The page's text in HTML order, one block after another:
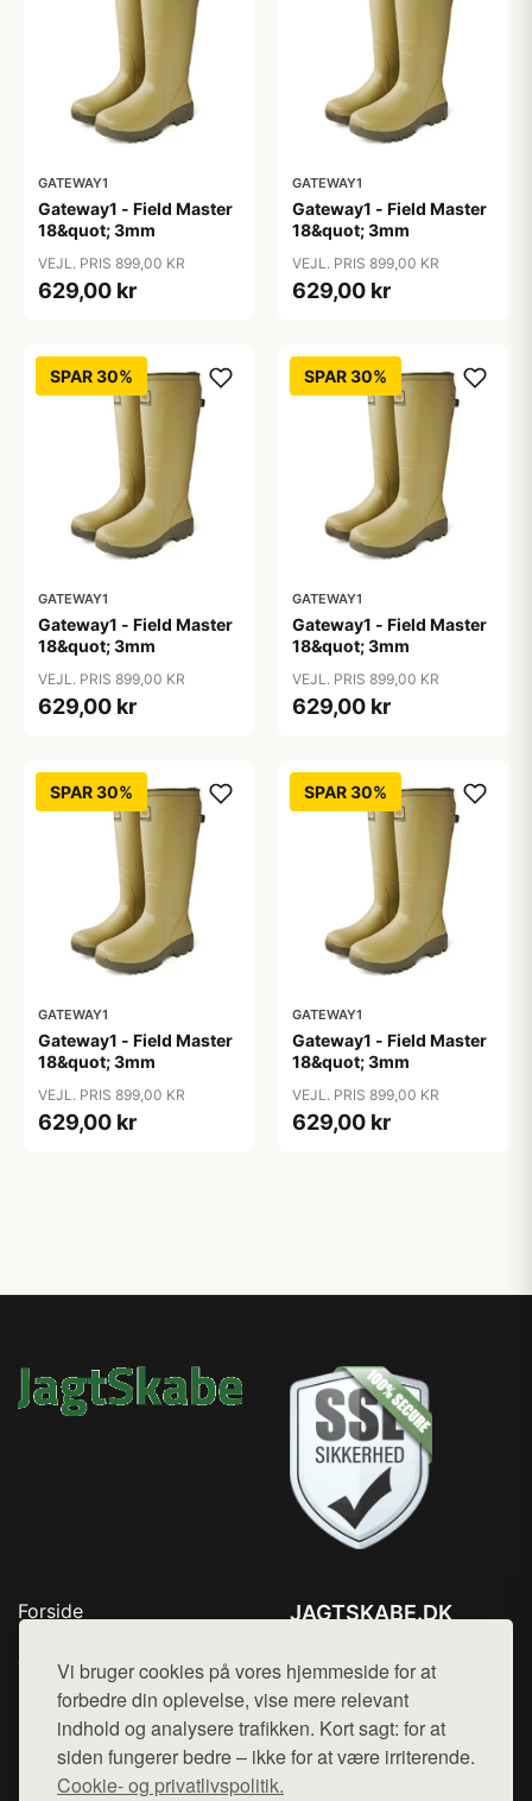
Vi bruger cookies på vores hjemmeside for at
forbedre din oplevelse, vise mere relevant
indhold og analysere trafikken. Kort sagt: for at
siden fungerer bedre – ikke for at være irriterende.
Cookie- og privatlivspolitik.
GATEWAY1
Gateway1 - Field Master
18&quot; 3mm
VEJL. PRIS 899,00 KR
629,00 kr
GATEWAY1
Gateway1 - Field Master
18&quot; 3mm
VEJL. PRIS 899,00 KR
629,00 kr
SPAR 30%
GATEWAY1
Gateway1 - Field Master
18&quot; 3mm
VEJL. PRIS 899,00 KR
629,00 kr
SPAR 30%
GATEWAY1
Gateway1 - Field Master
18&quot; 3mm
VEJL. PRIS 899,00 KR
629,00 kr
SPAR 30%
GATEWAY1
Gateway1 - Field Master
18&quot; 3mm
VEJL. PRIS 899,00 KR
629,00 kr
SPAR 30%
GATEWAY1
Gateway1 - Field Master
18&quot; 3mm
VEJL. PRIS 899,00 KR
629,00 kr
Forside
Top Rabatter
Blog
Kontakt
JAGTSKABE.DK
Mail: hej@want.dk
Cookie- og privatlivspolitik